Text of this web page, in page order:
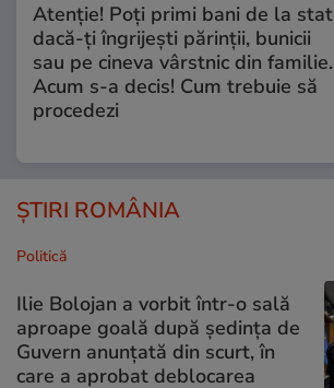
Atenție! Poți primi bani de la stat
dacă-ți îngrijești părinții, bunicii
sau pe cineva vârstnic din familie.
Acum s-a decis! Cum trebuie să
procedezi
ȘTIRI ROMÂNIA
Politică
Ilie Bolojan a vorbit într-o sală
aproape goală după ședința de
Guvern anunțată din scurt, în
care a aprobat deblocarea